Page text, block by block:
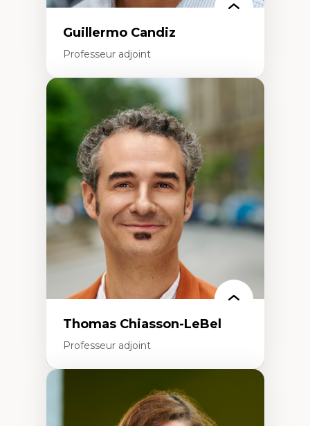
Guillermo Candiz
Professeur adjoint
Trajectoires migratoires
Migrations forcées
Études des frontières; Enjeux géopolitiques
des migrations
Politiques migratoires
Réfugiés
Demandeurs d’asile
Migrations irrégulières
Migrations temporaires
Migration et changement climatique
Migration et développement
Thomas Chiasson-LeBel
Professeur adjoint
Théories du développement
Économie politique comparée